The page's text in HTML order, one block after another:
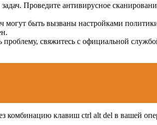
Проведите антивирусное
могут быть вызваны настройками
свяжитесь с официальной
комбинацию клавиш ctrl alt del в вашей